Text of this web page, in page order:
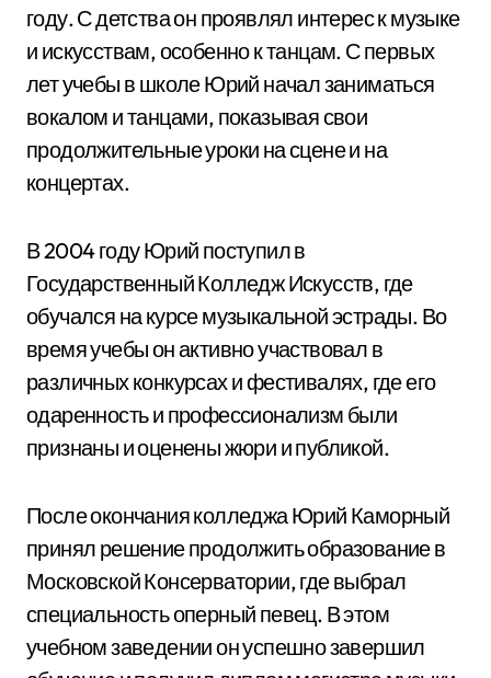
году. С детства он проявлял интерес к музыке
и искусствам, особенно к танцам. С первых
лет учебы в школе Юрий начал заниматься
вокалом и танцами, показывая свои
продолжительные уроки на сцене и на
концертах.
В 2004 году Юрий поступил в
Государственный Колледж Искусств, где
обучался на курсе музыкальной эстрады. Во
время учебы он активно участвовал в
различных конкурсах и фестивалях, где его
одаренность и профессионализм были
признаны и оценены жюри и публикой.
После окончания колледжа Юрий Каморный
принял решение продолжить образование в
Московской Консерватории, где выбрал
специальность оперный певец. В этом
учебном заведении он успешно завершил